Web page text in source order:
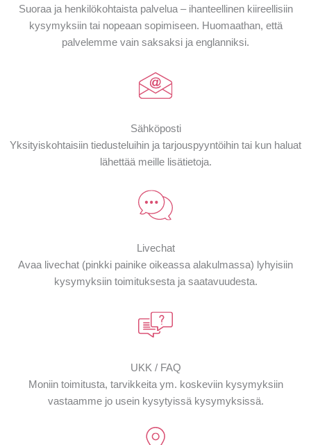
Suoraa ja henkilökohtaista palvelua – ihanteellinen kiireellisiin
kysymyksiin tai nopeaan sopimiseen. Huomaathan, että
palvelemme vain saksaksi ja englanniksi.
Sähköposti
Yksityiskohtaisiin tiedusteluihin ja tarjouspyyntöihin tai kun haluat
lähettää meille lisätietoja.
Livechat
Avaa livechat (pinkki painike oikeassa alakulmassa) lyhyisiin
kysymyksiin toimituksesta ja saatavuudesta.
UKK / FAQ
Moniin toimitusta, tarvikkeita ym. koskeviin kysymyksiin
vastaamme jo usein kysytyissä kysymyksissä.